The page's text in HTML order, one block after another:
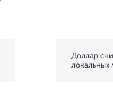
Доллар
локальных